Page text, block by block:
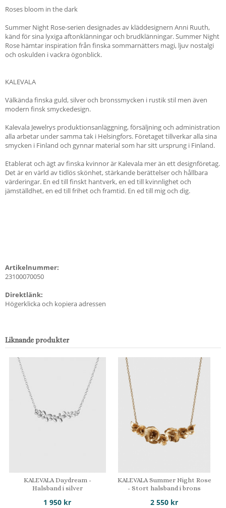
Roses bloom in the dark
Summer Night Rose-serien designades av kläddesignern Anni Ruuth,
känd för sina lyxiga aftonklänningar och brudklänningar. Summer Night
Rose hämtar inspiration från finska sommarnätters magi, ljuv nostalgi
och oskulden i vackra ögonblick.
KALEVALA
Välkända finska guld, silver och bronssmycken i rustik stil men även
modern finsk smyckedesign.
Kalevala Jewelrys produktionsanläggning, försäljning och administration
alla arbetar under samma tak i Helsingfors. Företaget tillverkar alla sina
smycken i Finland och gynnar material som har sitt ursprung i Finland.
Etablerat och ägt av finska kvinnor är Kalevala mer än ett designföretag.
Det är en värld av tidlös skönhet, stärkande berättelser och hållbara
värderingar. En ed till finskt hantverk, en ed till kvinnlighet och
jämställdhet, en ed till frihet och framtid. En ed till mig och dig.
Artikelnummer:
23100070050
Direktlänk:
Högerklicka och kopiera adressen
Liknande produkter
KALEVALA Daydream -
Halsband i silver
1 950 kr
KALEVALA Summer Night Rose
- Stort halsband i brons
2 550 kr